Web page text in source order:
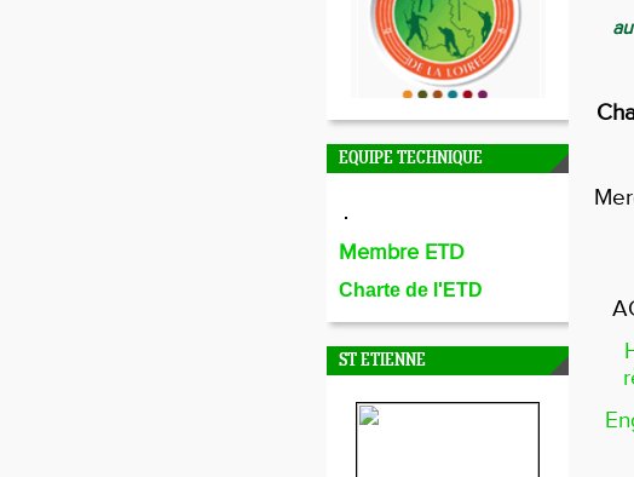
EQUIPE TECHNIQUE
Membre ETD
Charte de l'ETD
ST ETIENNE